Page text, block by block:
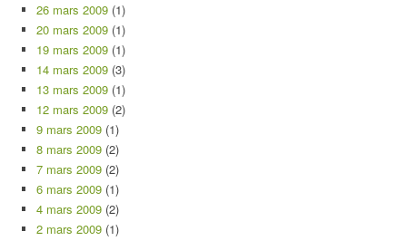
26 mars 2009 (1)
20 mars 2009 (1)
19 mars 2009 (1)
14 mars 2009 (3)
13 mars 2009 (1)
12 mars 2009 (2)
9 mars 2009 (1)
8 mars 2009 (2)
7 mars 2009 (2)
6 mars 2009 (1)
4 mars 2009 (2)
2 mars 2009 (1)